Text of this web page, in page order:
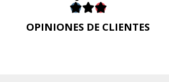
OPINIONES DE CLIENTES